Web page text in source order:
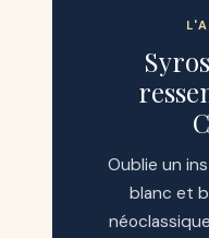
Oublie un
blanc et